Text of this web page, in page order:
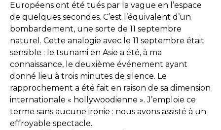
Européens ont été tués par la vague en l’espace
de quelques secondes. C’est l’équivalent d’un
bombardement, une sorte de 11 septembre
naturel. Cette analogie avec le 11 septembre était
sensible : le tsunami en Asie a été, à ma
connaissance, le deuxième événement ayant
donné lieu à trois minutes de silence. Le
rapprochement a été fait en raison de sa dimension
internationale « hollywoodienne ». J’emploie ce
terme sans aucune ironie : nous avons assisté à un
effroyable spectacle.